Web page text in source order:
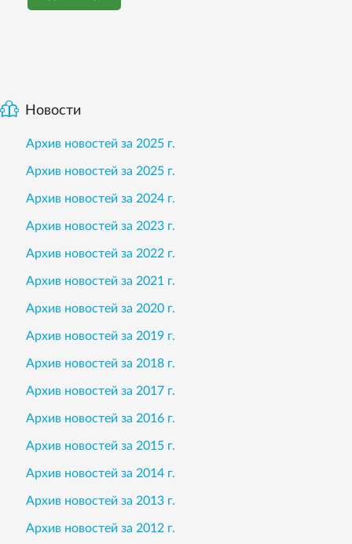
Новости
Архив новостей за 2025 г.
Архив новостей за 2025 г.
Архив новостей за 2024 г.
Архив новостей за 2023 г.
Архив новостей за 2022 г.
Архив новостей за 2021 г.
Архив новостей за 2020 г.
Архив новостей за 2019 г.
Архив новостей за 2018 г.
Архив новостей за 2017 г.
Архив новостей за 2016 г.
Архив новостей за 2015 г.
Архив новостей за 2014 г.
Архив новостей за 2013 г.
Архив новостей за 2012 г.